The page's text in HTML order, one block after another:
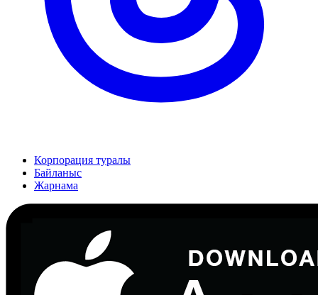
Корпорация туралы
Байланыс
Жарнама